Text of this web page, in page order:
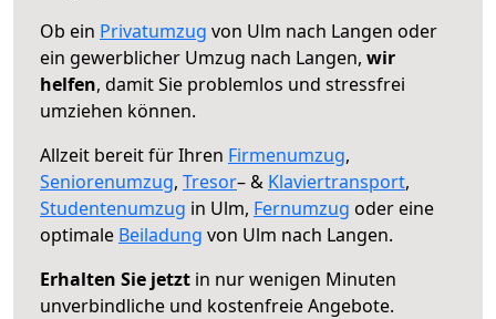
Ob ein Privatumzug von Ulm nach Langen oder
ein gewerblicher Umzug nach Langen, wir
helfen, damit Sie problemlos und stressfrei
umziehen können.
Allzeit bereit für Ihren Firmenumzug,
Seniorenumzug, Tresor– & Klaviertransport,
Studentenumzug in Ulm, Fernumzug oder eine
optimale Beiladung von Ulm nach Langen.
Erhalten Sie jetzt in nur wenigen Minuten
unverbindliche und kostenfreie Angebote.